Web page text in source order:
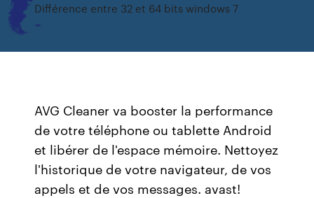
Différence entre 32 et 64 bits windows 7
AVG Cleaner va booster la performance
de votre téléphone ou tablette Android
et libérer de l'espace mémoire. Nettoyez
l'historique de votre navigateur, de vos
appels et de vos messages. avast!